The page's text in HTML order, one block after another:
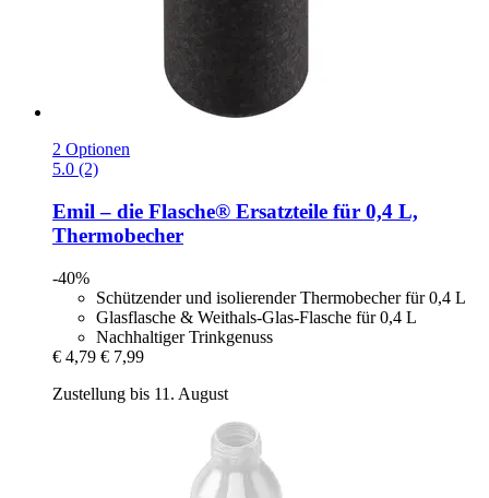
2 Optionen
5.0 (2)
Emil – die Flasche® Ersatzteile für 0,4 L,
Thermobecher
-40%
Schützender und isolierender Thermobecher für 0,4 L
Glasflasche & Weithals-Glas-Flasche für 0,4 L
Nachhaltiger Trinkgenuss
€ 4,79 € 7,99
Zustellung bis 11. August